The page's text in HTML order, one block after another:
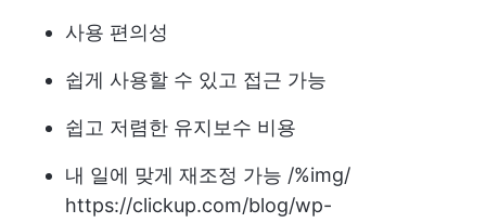
사용 편의성
쉽게 사용할 수 있고 접근 가능
쉽고 저렴한 유지보수 비용
내 일에 맞게 재조정 가능 /%img/
https://clickup.com/blog/wp-